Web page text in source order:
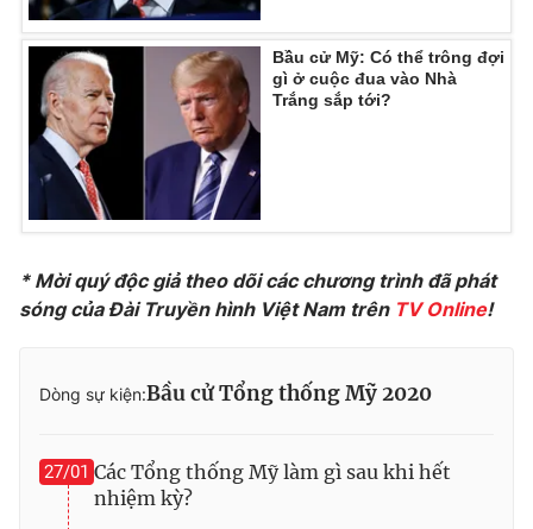
Video Shorts video
VTV Money VTV Thể thao
VTV Sức khoẻ Bất động sản
Thị trường 24h Tấm lòng Việt
VTV4 Vươn mình bằng AI
Bầu cử Mỹ: Có thể trông đợi
gì ở cuộc đua vào Nhà
Trắng sắp tới?
* Mời quý độc giả theo dõi các chương trình đã phát
sóng của Đài Truyền hình Việt Nam trên TV Online!
Dòng sự kiện:Bầu cử Tổng thống Mỹ 2020
27/01 Các Tổng thống Mỹ làm gì sau khi hết
nhiệm kỳ?